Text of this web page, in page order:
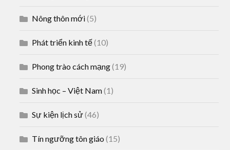
Nông thôn mới(5)
Phát triển kinh tế(10)
Phong trào cách mạng(19)
Sinh học – Việt Nam(1)
Sự kiện lịch sử(46)
Tín ngưỡng tôn giáo (15)